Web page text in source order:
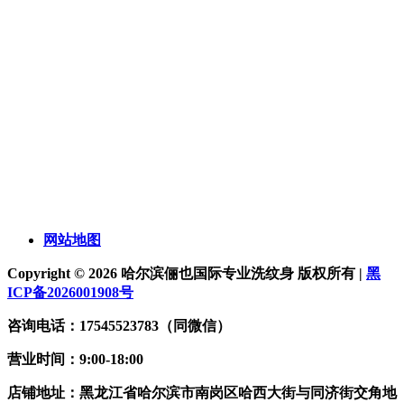
网站地图
Copyright © 2026 哈尔滨俪也国际专业洗纹身 版权所有 | 黑
ICP备2026001908号
咨询电话：17545523783（同微信）
营业时间：9:00-18:00
店铺地址：黑龙江省哈尔滨市南岗区哈西大街与同济街交角地